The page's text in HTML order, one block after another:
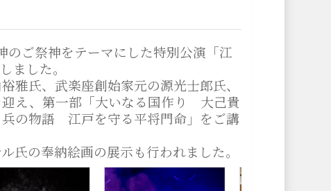
のご祭神をテーマにした特別公演「江
ました。
雅氏、武楽座創始家元の源光士郎氏、
え、第一部「大いなる国作り 大己貴
の物語 江戸を守る平将門命」をご講
氏の奉納絵画の展示も行われました。